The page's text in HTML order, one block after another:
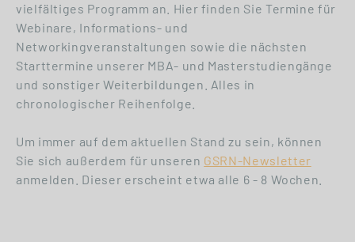
vielfältiges Programm an. Hier finden Sie Termine für
Webinare, Informations- und
Networkingveranstaltungen sowie die nächsten
Starttermine unserer MBA- und Masterstudiengänge
und sonstiger Weiterbildungen. Alles in
chronologischer Reihenfolge.
Um immer auf dem aktuellen Stand zu sein, können
Sie sich außerdem für unseren GSRN-Newsletter
anmelden. Dieser erscheint etwa alle 6 - 8 Wochen.